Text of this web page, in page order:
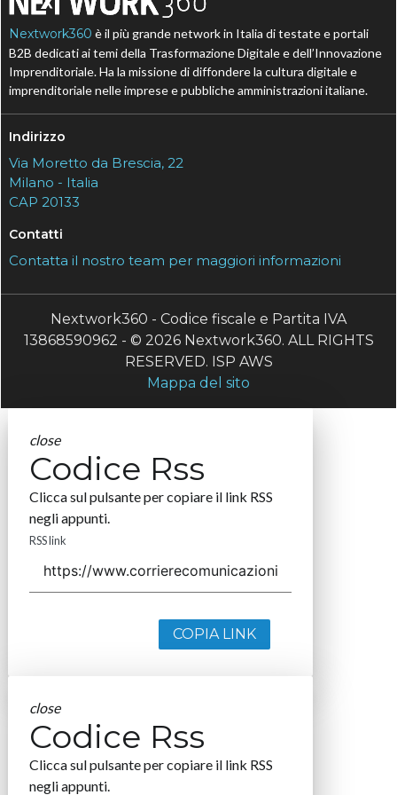
Nextwork360 è il più grande network in Italia di testate e portali
B2B dedicati ai temi della Trasformazione Digitale e dell’Innovazione
Imprenditoriale. Ha la missione di diffondere la cultura digitale e
imprenditoriale nelle imprese e pubbliche amministrazioni italiane.
Indirizzo
Via Moretto da Brescia, 22
Milano - Italia
CAP 20133
Contatti
Contatta il nostro team per maggiori informazioni
Nextwork360 - Codice fiscale e Partita IVA
13868590962 - © 2026 Nextwork360. ALL RIGHTS
RESERVED. ISP AWS
Mappa del sito
close
Codice Rss
Clicca sul pulsante per copiare il link RSS
negli appunti.
RSS link
COPIA LINK
close
Codice Rss
Clicca sul pulsante per copiare il link RSS
negli appunti.